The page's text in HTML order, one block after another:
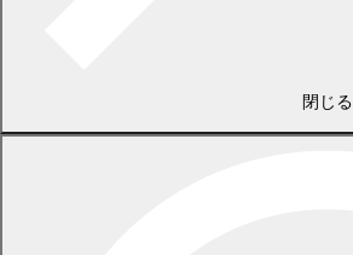
閉じる